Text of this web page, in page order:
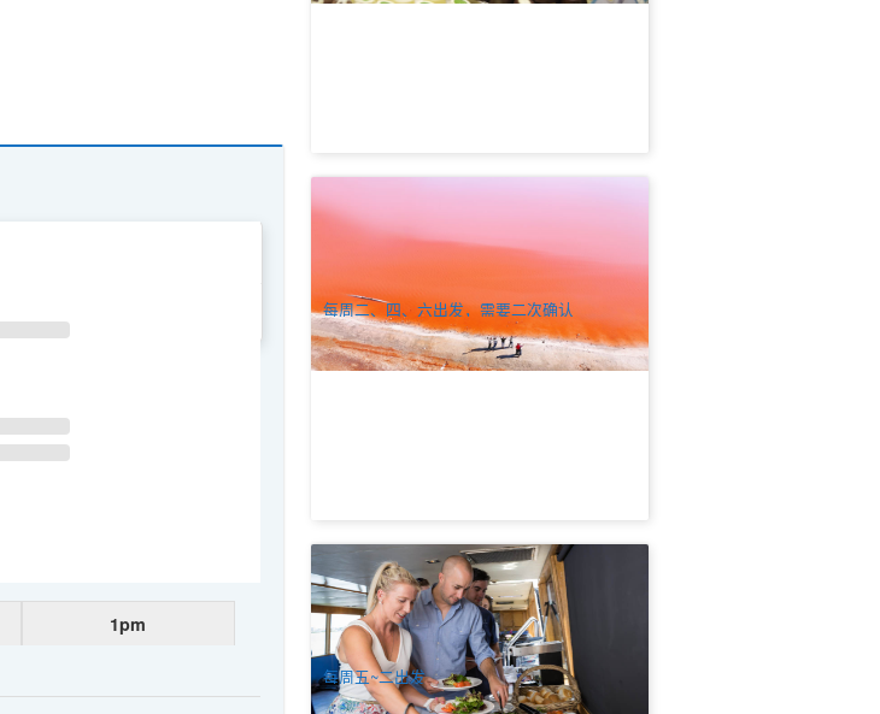
1pm
西澳粉红湖3日精华游 | 送粉湖航拍+免费
送机+自然之窗+龙虾美食(中文)
1.2k 已预订
AUD
PER09042
每周二、四、六出发，需要二次确认
海港食光 | 3小时天鹅河午餐游船 | 珀斯到
弗里曼特尔往返 (英文)
743 已预订
AUD $125.00 $130.00
PER09204
每周五~二出发